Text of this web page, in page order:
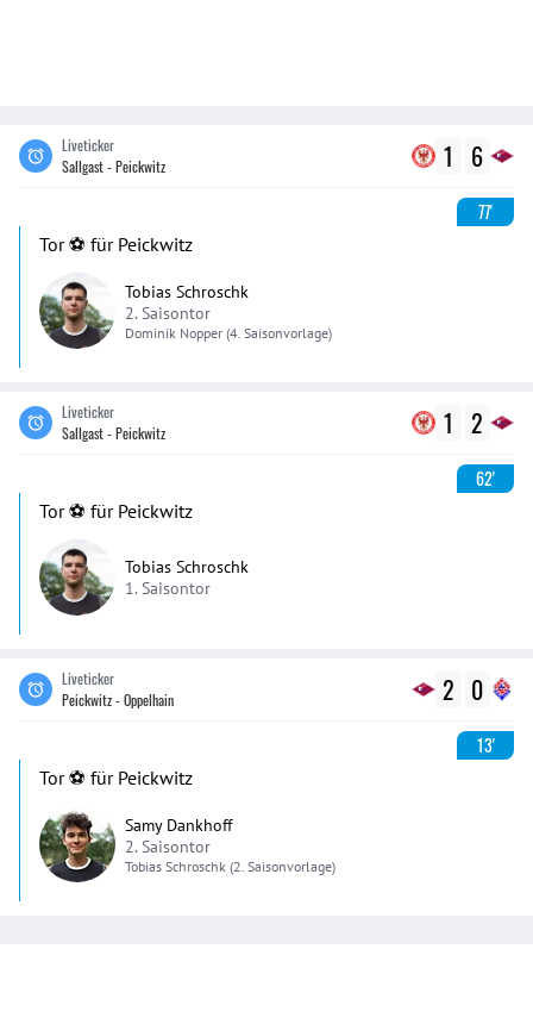
Liveticker
Sallgast - Peickwitz
1 6
77'
Tor ⚽️ für Peickwitz
Tobias Schroschk
2. Saisontor
Dominik Nopper (4. Saisonvorlage)
Liveticker
Sallgast - Peickwitz
1 2
62'
Tor ⚽️ für Peickwitz
Tobias Schroschk
1. Saisontor
Liveticker
Peickwitz - Oppelhain
2 0
13'
Tor ⚽️ für Peickwitz
Samy Dankhoff
2. Saisontor
Tobias Schroschk (2. Saisonvorlage)